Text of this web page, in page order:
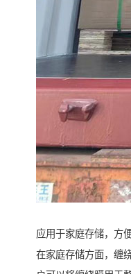
应用于家庭存储，方
在家庭存储方面，缠